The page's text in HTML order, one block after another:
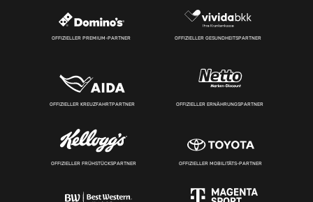
OFFIZIELLER PREMIUM-PARTNER OFFIZIELLER GESUNDHEITSPARTNER
OFFIZIELLER KREUZFAHRTPARTNER OFFIZIELLER ERNÄHRUNGSPARTNER
OFFIZIELLER FRÜHSTÜCKSPARTNER OFFIZIELLER MOBILITÄTS-PARTNER